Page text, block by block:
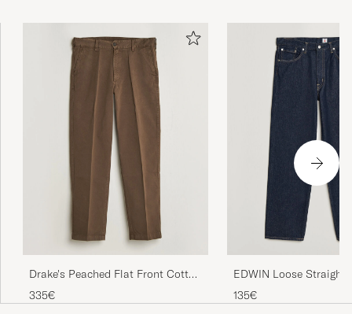
COMPRADO EL EN CAREOFCARL.NO
Drake's Peached Flat Front Cotton
Chino Brown
335€
EDWIN Loose Straight
Rinsed
135€